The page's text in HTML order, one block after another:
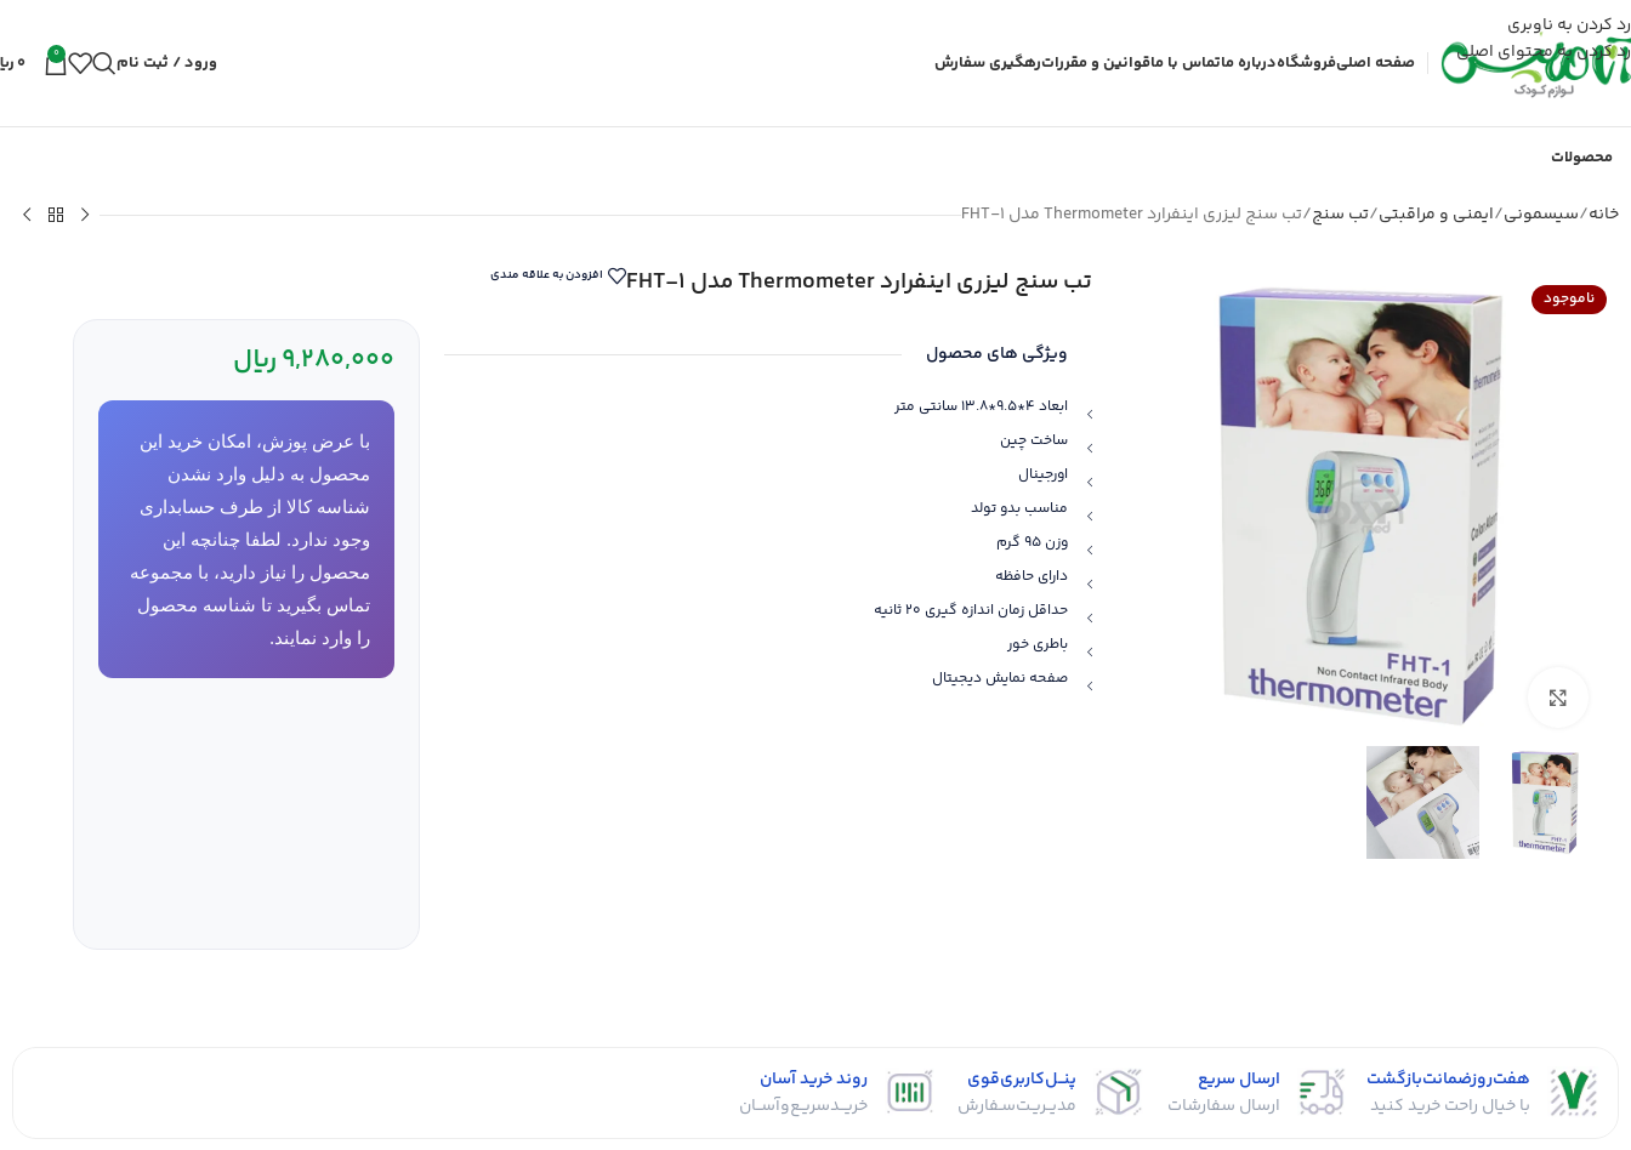
رد کردن به ناوبری
رد کردن به محتوای اصلی
صفحه اصلیفروشگاهدرباره ماتماس با ماقوانین و مقرراترهگیری سفارش ورود / ثبت نام 0
0
محصولات
خانه سیسمونی ایمنی و مراقبتی تب سنج تب سنج لیزری اینفرارد Thermometer مدل FHT-1
ناموجود
بزرگنمایی تصویر
تب سنج لیزری اینفرارد Thermometer مدل FHT-1 افزودن به علاقه مندی
ویژگی های محصول
ابعاد 4*9.5*13.8 سانتی متر
ساخت چین
اورجینال
مناسب بدو تولد
وزن 95 گرم
دارای حافظه
حداقل زمان اندازه گیری 20 ثانیه
باطری خور
صفحه نمایش دیجیتال
9,280,000ریال
با عرض پوزش، امکان خرید این
محصول به دلیل وارد نشدن
شناسه کالا از طرف حسابداری
وجود ندارد. لطفا چنانچه این
محصول را نیاز دارید، با مجموعه
تماس بگیرید تا شناسه محصول
را وارد نمایند.
هفت‌روز‌ضمانت‌بازگشت
با خیال راحت خرید کنید
ارسال سریع
ارسال سفارشات
پنــل‌کاربری‌قوی
مدیــریـت‌سـفارش
روند خرید آسان
خریــد‌سریـع‌و‌آســان